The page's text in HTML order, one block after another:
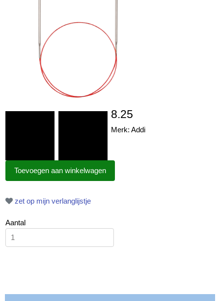
8.25
Merk: Addi
zet op mijn verlanglijstje
Aantal